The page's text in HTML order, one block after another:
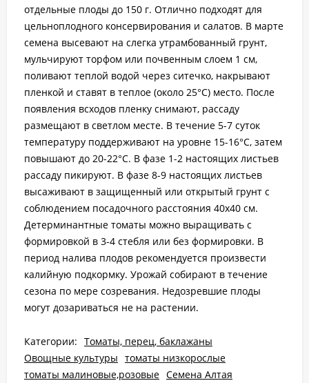
отдельные плоды до 150 г. Отлично подходят для
цельноплодного консервирования и салатов. В марте
семена высевают на слегка утрамбованный грунт,
мульчируют торфом или почвенным слоем 1 см,
поливают теплой водой через ситечко, накрывают
пленкой и ставят в теплое (около 25°С) место. После
появления всходов пленку снимают, рассаду
размещают в светлом месте. В течение 5-7 суток
температуру поддерживают на уровне 15-16°С, затем
повышают до 20-22°С. В фазе 1-2 настоящих листьев
рассаду пикируют. В фазе 8-9 настоящих листьев
высаживают в защищенный или открытый грунт с
соблюдением посадочного расстояния 40х40 см.
Детерминантные томаты можно выращивать с
формировкой в 3-4 стебля или без формировки. В
период налива плодов рекомендуется произвести
калийную подкормку. Урожай собирают в течение
сезона по мере созревания. Недозревшие плоды
могут дозариваться не на растении.
Категории: Томаты, перец, баклажаны
Овощные культуры томаты низкорослые
томаты малиновые,розовые Семена Алтая